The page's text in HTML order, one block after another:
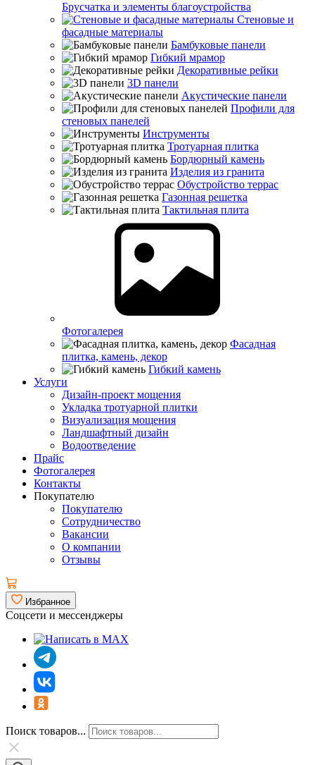
Брусчатка и элементы благоустройства
Стеновые и
фасадные материалы
Бамбуковые панели
Гибкий мрамор
Декоративные рейки
3D панели
Акустические панели
Профили для
стеновых панелей
Инструменты
Тротуарная плитка
Бордюрный камень
Изделия из гранита
Обустройство террас
Газонная решетка
Тактильная плита
Фотогалерея
Фасадная
плитка, камень, декор
Гибкий камень
Услуги
Дизайн-проект мощения
Укладка тротуарной плитки
Визуализация мощения
Ландшафтный дизайн
Водоотведение
Прайс
Фотогалерея
Контакты
Покупателю
Покупателю
Сотрудничество
Вакансии
О компании
Отзывы
Избранное
Соцсети и мессенджеры
Поиск товаров...